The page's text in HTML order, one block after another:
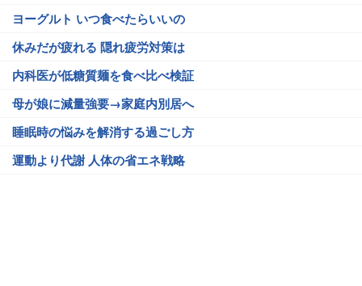
ヨーグルト いつ食べたらいいの
休みだが疲れる 隠れ疲労対策は
内科医が低糖質麺を食べ比べ検証
母が娘に減量強要→家庭内別居へ
睡眠時の悩みを解消する過ごし方
運動より代謝 人体の省エネ戦略